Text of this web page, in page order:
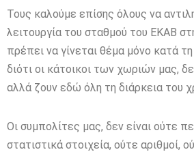
Τους καλούμε επίσης όλους να
λειτουργία του σταθμού του ΕΚΑΒ
πρέπει να γίνεται θέμα μόνο κατά
διότι οι κάτοικοι των χωριών μας,
αλλά ζουν εδώ όλη τη διάρκεια του
Οι συμπολίτες μας, δεν είναι ούτε
στατιστικά στοιχεία, ούτε αριθμοί,